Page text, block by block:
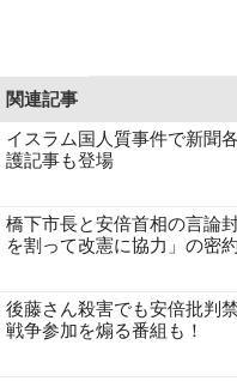
関連記事
イスラム国人質事件で新聞
護記事も登場
橋下市長と安倍首相の言論
を割って改憲に協力」の密
後藤さん殺害でも安倍批判
戦争参加を煽る番組も！